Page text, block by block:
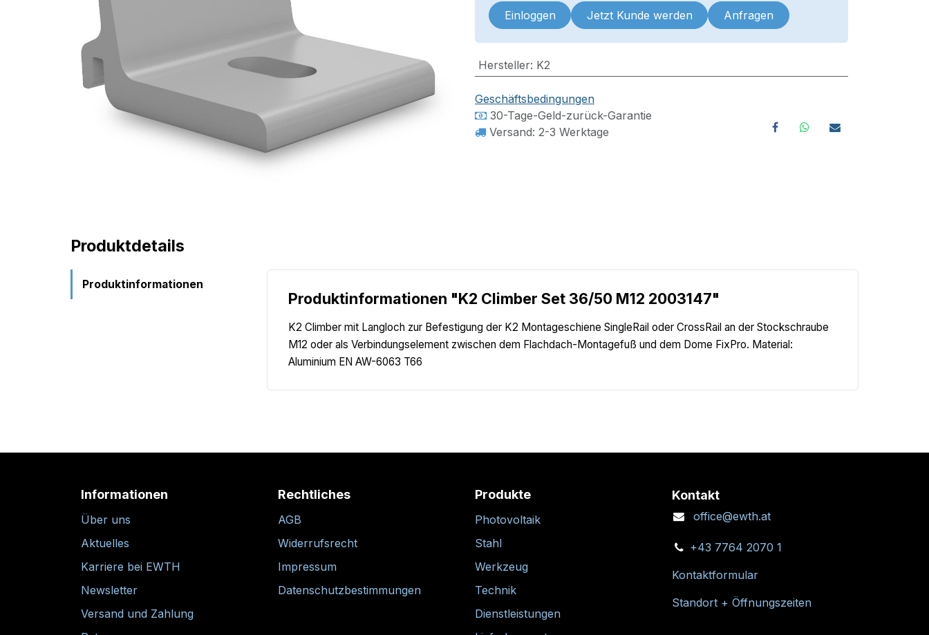
Einloggen Jetzt Kunde werden Anfragen
Hersteller: K2
Geschäftsbedingungen
30-Tage-Geld-zurück-Garantie
Versand: 2-3 Werktage
Produktdetails
Produktinformationen
Produktinformationen "K2 Climber Set 36/50 M12 2003147"
K2 Climber mit Langloch zur Befestigung der K2 Montageschiene SingleRail oder CrossRail an der Stockschraube
M12 oder als Verbindungselement zwischen dem Flachdach-Montagefuß und dem Dome FixPro. Material:
Aluminium EN AW-6063 T66
Informationen
Über uns
Aktuelles
Karriere bei EWTH
Newsletter
Versand und Zahlung
Rechtliches
AGB
Widerrufsrecht
Impressum
Datenschutzbestimmungen
Produkte
Photovoltaik
Stahl
Werkzeug
Technik
Dienstleistungen
Kontakt
office@ewth.at
+43 7764 2070 1
Kontaktformular
Standort + Öffnungszeiten